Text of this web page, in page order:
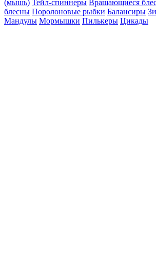
(мышь) Тейл-спиннеры Вращающиеся
блесны Поролоновые рыбки Балансиры
Мандулы Мормышки Пилькеры Цикады